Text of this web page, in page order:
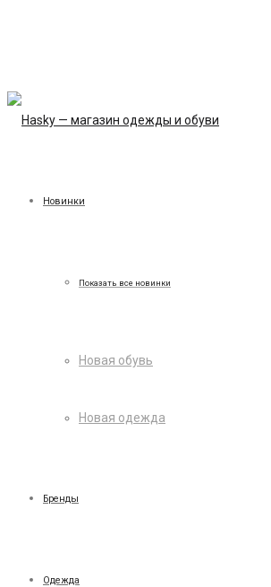
Новинки
Показать все новинки
Новая обувь
Новая одежда
Бренды
Одежда